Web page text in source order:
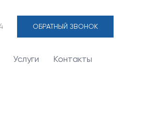
ОБРАТНЫЙ ЗВОНОК
Услуги Контакты